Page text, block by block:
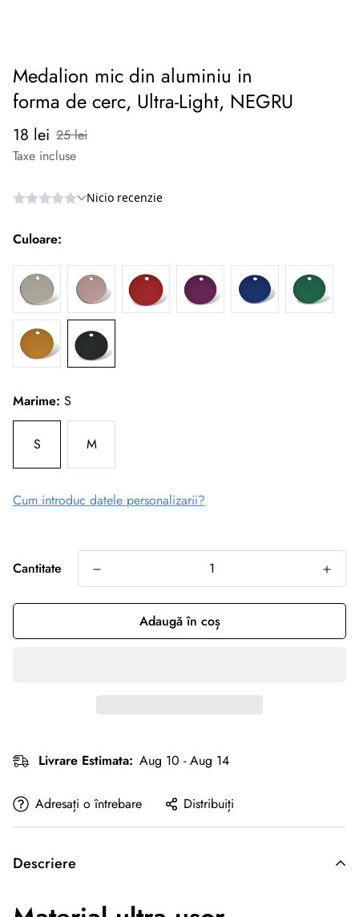
Medalion mic din aluminiu in
forma de cerc, Ultra-Light, NEGRU
Preț
redus
18 lei
Preț
normal
25 lei
Taxe incluse
Culoare:
Marime: S
S M
Cum introduc datele personalizarii?
Cantitate
Adaugă în coș
Livrare Estimata: Aug 10 - Aug 14
Adresați o întrebare Distribuiți
Descriere